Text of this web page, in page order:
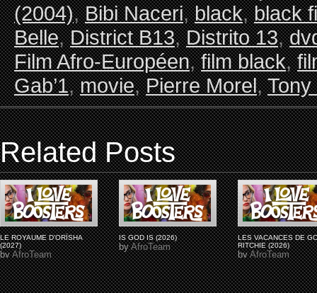
(2004),Bibi Naceri,black,black
Belle,District B13,Distrito 13,
Film Afro-Européen,film black,
Gab’1,movie,Pierre Morel,Tony
Related Posts
LE ROYAUME D'ORÏSHA
(2027)
byAfroTeam
IS GOD IS (2026)
byAfroTeam
LES VACANCES DE
RITCHIE (2026)
byAfroTeam